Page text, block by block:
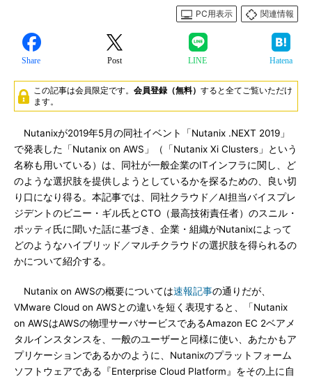
PC用表示
関連情報
Share Post LINE Hatena
この記事は会員限定です。 会員登録（無料） すると全てご覧いただけ
ます。
Nutanixが2019年5月の同社イベント「Nutanix .NEXT 2019」
で発表した「Nutanix on AWS」（「Nutanix Xi Clusters」という
名称も用いている）は、同社が一般企業のITインフラに関し、ど
のような選択肢を提供しようとしているかを探るための、良い切
り口になり得る。本記事では、同社クラウド／AI担当バイスプレ
ジデントのビニー・ギル氏とCTO（最高技術責任者）のスニル・
ポッティ氏に聞いた話に基づき、企業・組織がNutanixによって
どのようなハイブリッド／マルチクラウドの選択肢を得られるの
かについて紹介する。
Nutanix on AWSの概要については速報記事の通りだが、
VMware Cloud on AWSとの違いを短く表現すると、「Nutanix
on AWSはAWSの物理サーバサービスであるAmazon EC 2ベアメ
タルインスタンスを、一般のユーザーと同様に使い、あたかもア
プリケーションであるかのように、Nutanixのプラットフォーム
ソフトウェアである『Enterprise Cloud Platform』をその上に自